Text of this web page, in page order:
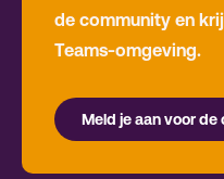
de community en
Teams-omgeving.
Meld je aan voor